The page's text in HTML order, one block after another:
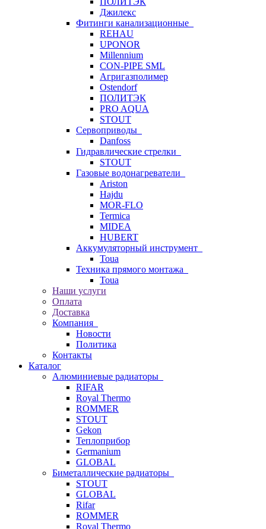
Джилекс
Фитинги канализационные
REHAU
UPONOR
Millennium
CON-PIPE SML
Агригазполимер
Ostendorf
ПОЛИТЭК
PRO AQUA
STOUT
Сервоприводы
Danfoss
Гидравлические стрелки
STOUT
Газовые водонагреватели
Ariston
Hajdu
MOR-FLO
Termica
MIDEA
HUBERT
Аккумуляторный инструмент
Toua
Техника прямого монтажа
Toua
Наши услуги
Оплата
Доставка
Компания
Новости
Политика
Контакты
Каталог
Алюминиевые радиаторы
RIFAR
Royal Thermo
ROMMER
STOUT
Gekon
Теплоприбор
Germanium
GLOBAL
Биметаллические радиаторы
STOUT
GLOBAL
Rifar
ROMMER
Royal Thermo